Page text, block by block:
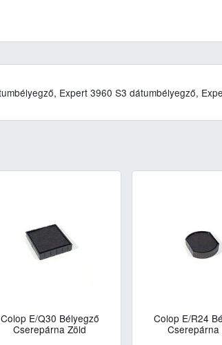
Expert 3960 S3 dátumbélyegző,
Colop E/Q30 Bélyegző
Cserepárna Zöld
Colop E/R24
Cserepárna